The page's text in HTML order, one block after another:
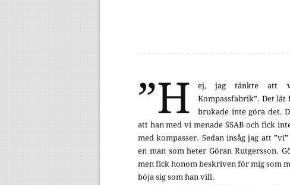
”H
ej, jag tänkte att
Kompassfabrik”. Det lät
brukade inte göra det.
att han med vi menade SSAB och fick
med kompasser. Sedan insåg jag att
en man som heter Göran Rutgersson.
men fick honom beskriven för mig som
böja sig som han vill.